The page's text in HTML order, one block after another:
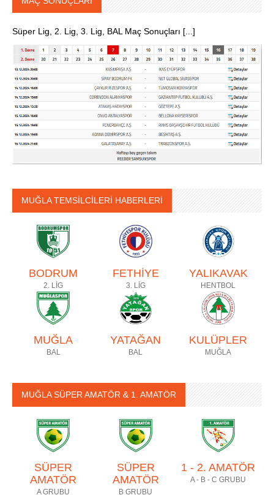
Süper Lig, 2. Lig, 3. Lig, BAL Maç Sonuçları [...]
MUĞLA TEMSİLCİLERİ HABERLERİ
BODRUM
2. LİG
FETHİYE
3. LİG
YALIKAVAK
HENTBOL
MUĞLA
BAL
YATAĞAN
BAL
KULÜPLER
MUĞLA
MUĞLA SÜPER AMATÖR & 1. AMATÖR
SÜPER
AMATÖR
A GRUBU
SÜPER
AMATÖR
B GRUBU
1 - 2. AMATÖR
A - B - C GRUBU